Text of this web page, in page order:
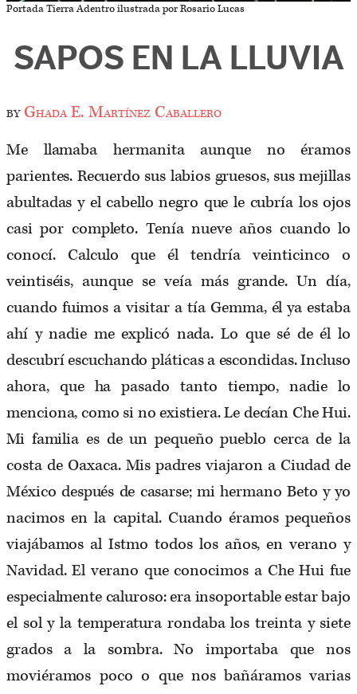
Portada Tierra Adentro ilustrada por Rosario Lucas
SAPOS EN LA LLUVIA
byGhada E. Martínez Caballero
Me llamaba hermanita aunque no éramos
parientes. Recuerdo sus labios gruesos, sus mejillas
abultadas y el cabello negro que le cubría los ojos
casi por completo. Tenía nueve años cuando lo
conocí. Calculo que él tendría veinticinco o
veintiséis, aunque se veía más grande. Un día,
cuando fuimos a visitar a tía Gemma, él ya estaba
ahí y nadie me explicó nada. Lo que sé de él lo
descubrí escuchando pláticas a escondidas. Incluso
ahora, que ha pasado tanto tiempo, nadie lo
menciona, como si no existiera. Le decían Che Hui.
Mi familia es de un pequeño pueblo cerca de la
costa de Oaxaca. Mis padres viajaron a Ciudad de
México después de casarse; mi hermano Beto y yo
nacimos en la capital. Cuando éramos pequeños
viajábamos al Istmo todos los años, en verano y
Navidad. El verano que conocimos a Che Hui fue
especialmente caluroso: era insoportable estar bajo
el sol y la temperatura rondaba los treinta y siete
grados a la sombra. No importaba que nos
moviéramos poco o que nos bañáramos varias